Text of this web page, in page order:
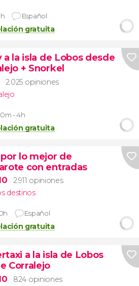
Español
gratuita
a la isla de Lobos desde
+ Snorkel
2.025 opiniones
- 4h
gratuita
lo mejor de
con entradas
2.911 opiniones
destinos
Español
gratuita
a la isla de Lobos
Corralejo
824 opiniones